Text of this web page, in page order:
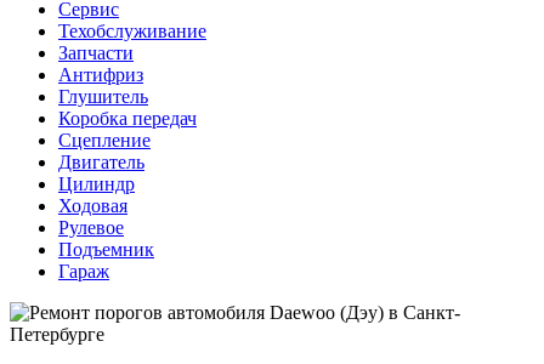
Сервис
Техобслуживание
Запчасти
Антифриз
Глушитель
Коробка передач
Сцепление
Двигатель
Цилиндр
Ходовая
Рулевое
Подъемник
Гараж